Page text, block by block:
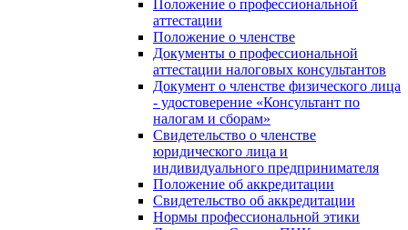
Положение о профессиональной
аттестации
Положение о членстве
Документы о профессиональной
аттестации налоговых консультантов
Документ о членстве физического лица
- удостоверение «Консультант по
налогам и сборам»
Свидетельство о членстве
юридического лица и
индивидуального предпринимателя
Положение об аккредитации
Свидетельство об аккредитации
Нормы профессиональной этики